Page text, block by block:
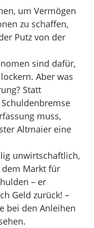
um Vermögen
zu schaffen,
Putz von der
sind dafür,
Aber was
Statt
muss,
Altmaier eine
unwirtschaftlich,
Markt für
– er
Geld zurück! –
bei den Anleihen